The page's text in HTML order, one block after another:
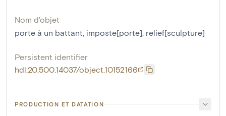
Nom d'objet
porte à un battant imposte[porte] relief[sculpture]
Persistent identifier
hdl:20.500.14037/object.10152166
PRODUCTION ET DATATION